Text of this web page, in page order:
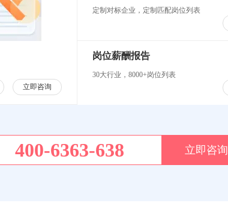
立即咨询
定制对标企业，定制匹配岗位列表
岗位薪酬报告
30大行业，8000+岗位列表
400-6363-638 立即咨询